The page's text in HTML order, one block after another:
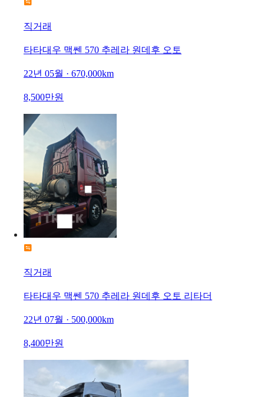
직거래
타타대우 맥쎈 570 추레라 원데후 오토
22년 05월 · 670,000km
8,500만원
직거래
타타대우 맥쎈 570 추레라 원데후 오토 리타더
22년 07월 · 500,000km
8,400만원